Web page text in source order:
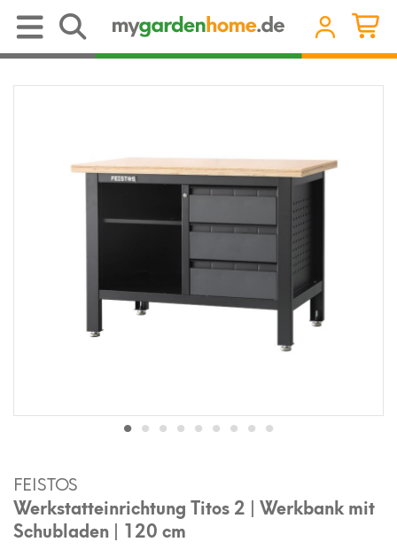
FEISTOS
Werkstatteinrichtung Titos 2 | Werkbank mit
Schubladen | 120 cm